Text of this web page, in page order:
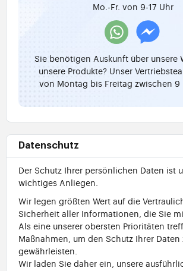
Mo.-Fr. von 9-17 Uhr
Sie benötigen Auskunft über unsere
unsere Produkte? Unser
von Montag bis Freitag zwischen 9
Datenschutz
Der Schutz Ihrer persönlichen Daten ist
wichtiges Anliegen.
Wir legen größten Wert auf die
Sicherheit aller Informationen, die Sie
Als eine unserer obersten Prioritäten
Maßnahmen, um den Schutz Ihrer Daten
gewährleisten.
Wir laden Sie daher ein, unsere